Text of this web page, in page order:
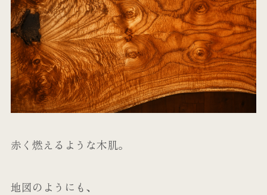
赤く燃えるような木肌。
地図のようにも、